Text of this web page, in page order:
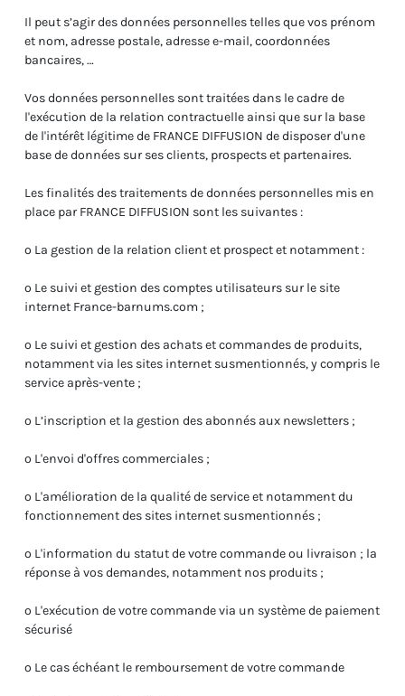
Il peut s’agir des données personnelles telles que vos prénom
et nom, adresse postale, adresse e-mail, coordonnées
bancaires, …
Vos données personnelles sont traitées dans le cadre de
l'exécution de la relation contractuelle ainsi que sur la base
de l'intérêt légitime de FRANCE DIFFUSION de disposer d'une
base de données sur ses clients, prospects et partenaires.
Les finalités des traitements de données personnelles mis en
place par FRANCE DIFFUSION sont les suivantes :
o La gestion de la relation client et prospect et notamment :
o Le suivi et gestion des comptes utilisateurs sur le site
internet France-barnums.com ;
o Le suivi et gestion des achats et commandes de produits,
notamment via les sites internet susmentionnés, y compris le
service après-vente ;
o L’inscription et la gestion des abonnés aux newsletters ;
o L'envoi d'offres commerciales ;
o L'amélioration de la qualité de service et notamment du
fonctionnement des sites internet susmentionnés ;
o L'information du statut de votre commande ou livraison ; la
réponse à vos demandes, notamment nos produits ;
o L'exécution de votre commande via un système de paiement
sécurisé
o Le cas échéant le remboursement de votre commande